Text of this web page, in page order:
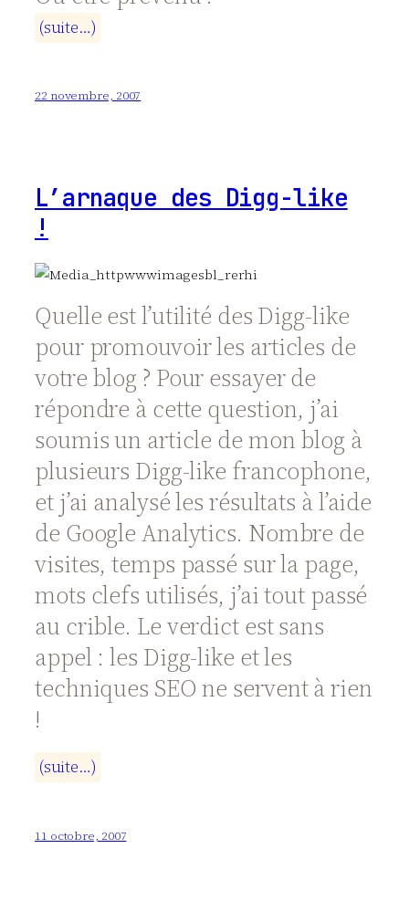
(suite…)
22 novembre, 2007
L’arnaque des Digg-like
!
Quelle est l’utilité des Digg-like
pour promouvoir les articles de
votre blog ? Pour essayer de
répondre à cette question, j’ai
soumis un article de mon blog à
plusieurs Digg-like francophone,
et j’ai analysé les résultats à l’aide
de Google Analytics. Nombre de
visites, temps passé sur la page,
mots clefs utilisés, j’ai tout passé
au crible. Le verdict est sans
appel : les Digg-like et les
techniques SEO ne servent à rien
!
(suite…)
11 octobre, 2007